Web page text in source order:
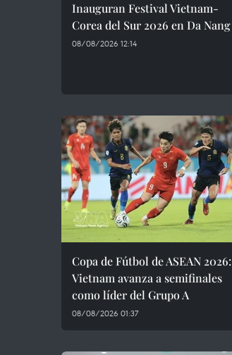
Inauguran Festival Vietnam-
Corea del Sur 2026 en Da Nang
08/08/2026 12:14
Copa de Fútbol de ASEAN 2026:
Vietnam avanza a semifinales
como líder del Grupo A
08/08/2026 01:37